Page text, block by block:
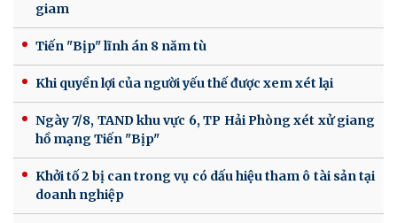
giam
Tiến "Bịp" lĩnh án 8 năm tù
Khi quyền lợi của người yếu thế được xem xét lại
Ngày 7/8, TAND khu vực 6, TP Hải Phòng xét xử giang
hồ mạng Tiến "Bịp"
Khởi tố 2 bị can trong vụ có dấu hiệu tham ô tài sản tại
doanh nghiệp